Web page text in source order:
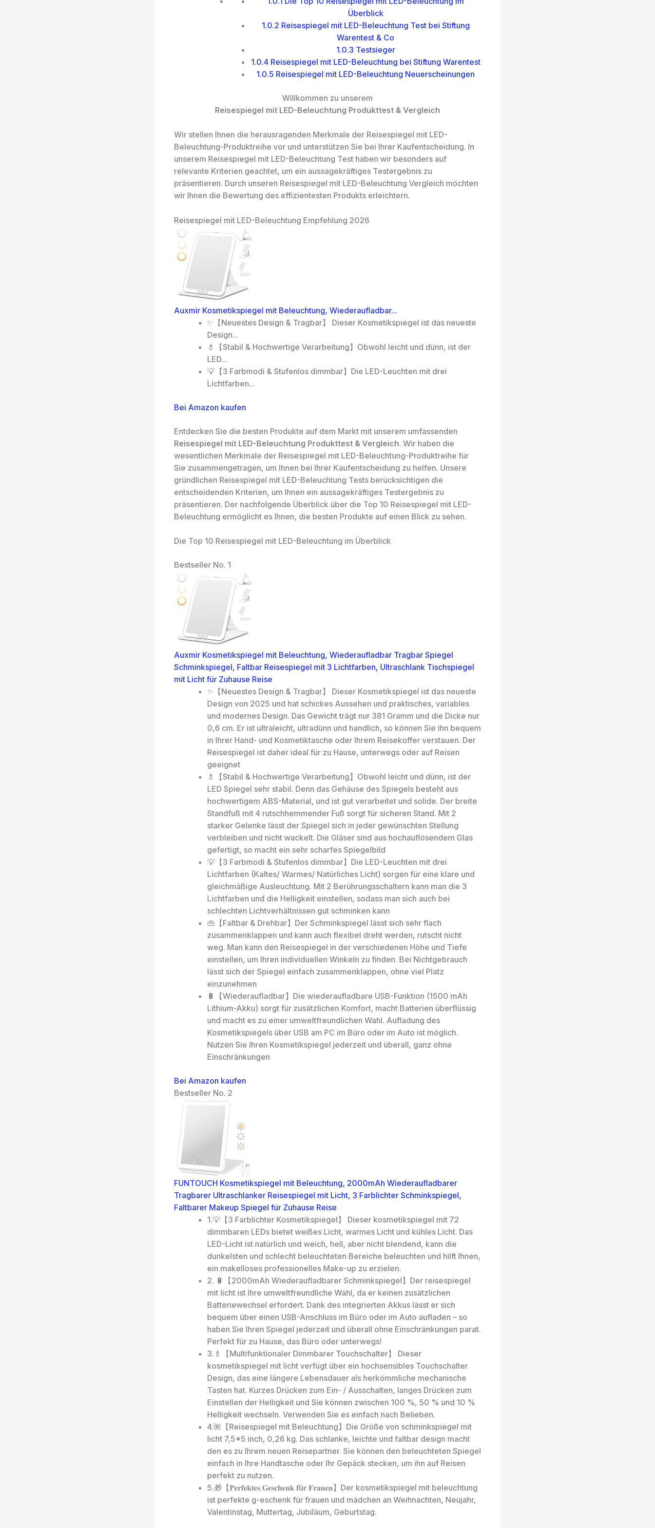
Überblick
1.0.2 Reisespiegel mit LED-Beleuchtung Test bei Stiftung
Warentest & Co
1.0.3 Testsieger
1.0.4 Reisespiegel mit LED-Beleuchtung bei Stiftung Warentest
1.0.5 Reisespiegel mit LED-Beleuchtung Neuerscheinungen
Willkommen zu unserem
Reisespiegel mit LED-Beleuchtung Produkttest & Vergleich
Wir stellen Ihnen die herausragenden Merkmale der Reisespiegel mit LED-
Beleuchtung-Produktreihe vor und unterstützen Sie bei Ihrer Kaufentscheidung. In
unserem Reisespiegel mit LED-Beleuchtung Test haben wir besonders auf
relevante Kriterien geachtet, um ein aussagekräftiges Testergebnis zu
präsentieren. Durch unseren Reisespiegel mit LED-Beleuchtung Vergleich möchten
wir Ihnen die Bewertung des effizientesten Produkts erleichtern.
Reisespiegel mit LED-Beleuchtung Empfehlung 2026
Auxmir Kosmetikspiegel mit Beleuchtung, Wiederaufladbar...
✨【Neuestes Design & Tragbar】 Dieser Kosmetikspiegel ist das neueste
Design...
💄【Stabil & Hochwertige Verarbeitung】Obwohl leicht und dünn, ist der
LED...
💡【3 Farbmodi & Stufenlos dimmbar】Die LED-Leuchten mit drei
Lichtfarben...
Bei Amazon kaufen
Entdecken Sie die besten Produkte auf dem Markt mit unserem umfassenden
Reisespiegel mit LED-Beleuchtung Produkttest & Vergleich. Wir haben die
wesentlichen Merkmale der Reisespiegel mit LED-Beleuchtung-Produktreihe für
Sie zusammengetragen, um Ihnen bei Ihrer Kaufentscheidung zu helfen. Unsere
gründlichen Reisespiegel mit LED-Beleuchtung Tests berücksichtigen die
entscheidenden Kriterien, um Ihnen ein aussagekräftiges Testergebnis zu
präsentieren. Der nachfolgende Überblick über die Top 10 Reisespiegel mit LED-
Beleuchtung ermöglicht es Ihnen, die besten Produkte auf einen Blick zu sehen.
Die Top 10 Reisespiegel mit LED-Beleuchtung im Überblick
Bestseller No. 1
Auxmir Kosmetikspiegel mit Beleuchtung, Wiederaufladbar Tragbar Spiegel
Schminkspiegel, Faltbar Reisespiegel mit 3 Lichtfarben, Ultraschlank Tischspiegel
mit Licht für Zuhause Reise
✨【Neuestes Design & Tragbar】 Dieser Kosmetikspiegel ist das neueste
Design von 2025 und hat schickes Aussehen und praktisches, variables
und modernes Design. Das Gewicht trägt nur 381 Gramm und die Dicke nur
0,6 cm. Er ist ultraleicht, ultradünn und handlich, so können Sie ihn bequem
in Ihrer Hand- und Kosmetiktasche oder Ihrem Reisekoffer verstauen. Der
Reisespiegel ist daher ideal für zu Hause, unterwegs oder auf Reisen
geeignet
💄【Stabil & Hochwertige Verarbeitung】Obwohl leicht und dünn, ist der
LED Spiegel sehr stabil. Denn das Gehäuse des Spiegels besteht aus
hochwertigem ABS-Material, und ist gut verarbeitet und solide. Der breite
Standfuß mit 4 rutschhemmender Fuß sorgt für sicheren Stand. Mit 2
starker Gelenke lässt der Spiegel sich in jeder gewünschten Stellung
verbleiben und nicht wackelt. Die Gläser sind aus hochauflösendem Glas
gefertigt, so macht ein sehr scharfes Spiegelbild
💡【3 Farbmodi & Stufenlos dimmbar】Die LED-Leuchten mit drei
Lichtfarben (Kaltes/ Warmes/ Natürliches Licht) sorgen für eine klare und
gleichmäßige Ausleuchtung. Mit 2 Berührungsschaltern kann man die 3
Lichtfarben und die Helligkeit einstellen, sodass man sich auch bei
schlechten Lichtverhältnissen gut schminken kann
👜【Faltbar & Drehbar】Der Schminkspiegel lässt sich sehr flach
zusammenklappen und kann auch flexibel dreht werden, rutscht nicht
weg. Man kann den Reisespiegel in der verschiedenen Höhe und Tiefe
einstellen, um Ihren individuellen Winkeln zu finden. Bei Nichtgebrauch
lässt sich der Spiegel einfach zusammenklappen, ohne viel Platz
einzunehmen
🔋【Wiederaufladbar】Die wiederaufladbare USB-Funktion (1500 mAh
Lithium-Akku) sorgt für zusätzlichen Komfort, macht Batterien überflüssig
und macht es zu einer umweltfreundlichen Wahl. Aufladung des
Kosmetikspiegels über USB am PC im Büro oder im Auto ist möglich.
Nutzen Sie Ihren Kosmetikspiegel jederzeit und überall, ganz ohne
Einschränkungen
Bei Amazon kaufen
Bestseller No. 2
FUNTOUCH Kosmetikspiegel mit Beleuchtung, 2000mAh Wiederaufladbarer
Tragbarer Ultraschlanker Reisespiegel mit Licht, 3 Farblichter Schminkspiegel,
Faltbarer Makeup Spiegel für Zuhause Reise
1.💡【3 Farblichter Kosmetikspiegel】 Dieser kosmetikspiegel mit 72
dimmbaren LEDs bietet weißes Licht, warmes Licht und kühles Licht. Das
LED-Licht ist natürlich und weich, hell, aber nicht blendend, kann die
dunkelsten und schlecht beleuchteten Bereiche beleuchten und hilft Ihnen,
ein makelloses professionelles Make-up zu erzielen.
2. 🔋【2000mAh Wiederaufladbarer Schminkspiegel】Der reisespiegel
mit licht ist Ihre umweltfreundliche Wahl, da er keinen zusätzlichen
Batteriewechsel erfordert. Dank des integrierten Akkus lässt er sich
bequem über einen USB-Anschluss im Büro oder im Auto aufladen – so
haben Sie Ihren Spiegel jederzeit und überall ohne Einschränkungen parat.
Perfekt für zu Hause, das Büro oder unterwegs!
3.💄【Multifunktionaler Dimmbarer Touchschalter】 Dieser
kosmetikspiegel mit licht verfügt über ein hochsensibles Touchschalter
Design, das eine längere Lebensdauer als herkömmliche mechanische
Tasten hat. Kurzes Drücken zum Ein- / Ausschalten, langes Drücken zum
Einstellen der Helligkeit und Sie können zwischen 100 %, 50 % und 10 %
Helligkeit wechseln. Verwenden Sie es einfach nach Belieben.
4.🌺【Reisespiegel mit Beleuchtung】Die Größe von schminkspiegel mit
licht 7,5*5 inch, 0,26 kg. Das schlanke, leichte und faltbar design macht
den es zu Ihrem neuen Reisepartner. Sie können den beleuchteten Spiegel
einfach in Ihre Handtasche oder Ihr Gepäck stecken, um ihn auf Reisen
perfekt zu nutzen.
5.🎁【𝐏𝐞𝐫𝐟𝐞𝐤𝐭𝐞𝐬 𝐆𝐞𝐬𝐜𝐡𝐞𝐧𝐤 𝐟ü𝐫 𝐅𝐫𝐚𝐮𝐞𝐧】Der kosmetikspiegel mit beleuchtung
ist perfekte g-eschenk für frauen und mädchen an Weihnachten, Neujahr,
Valentinstag, Muttertag, Jubiläum, Geburtstag.